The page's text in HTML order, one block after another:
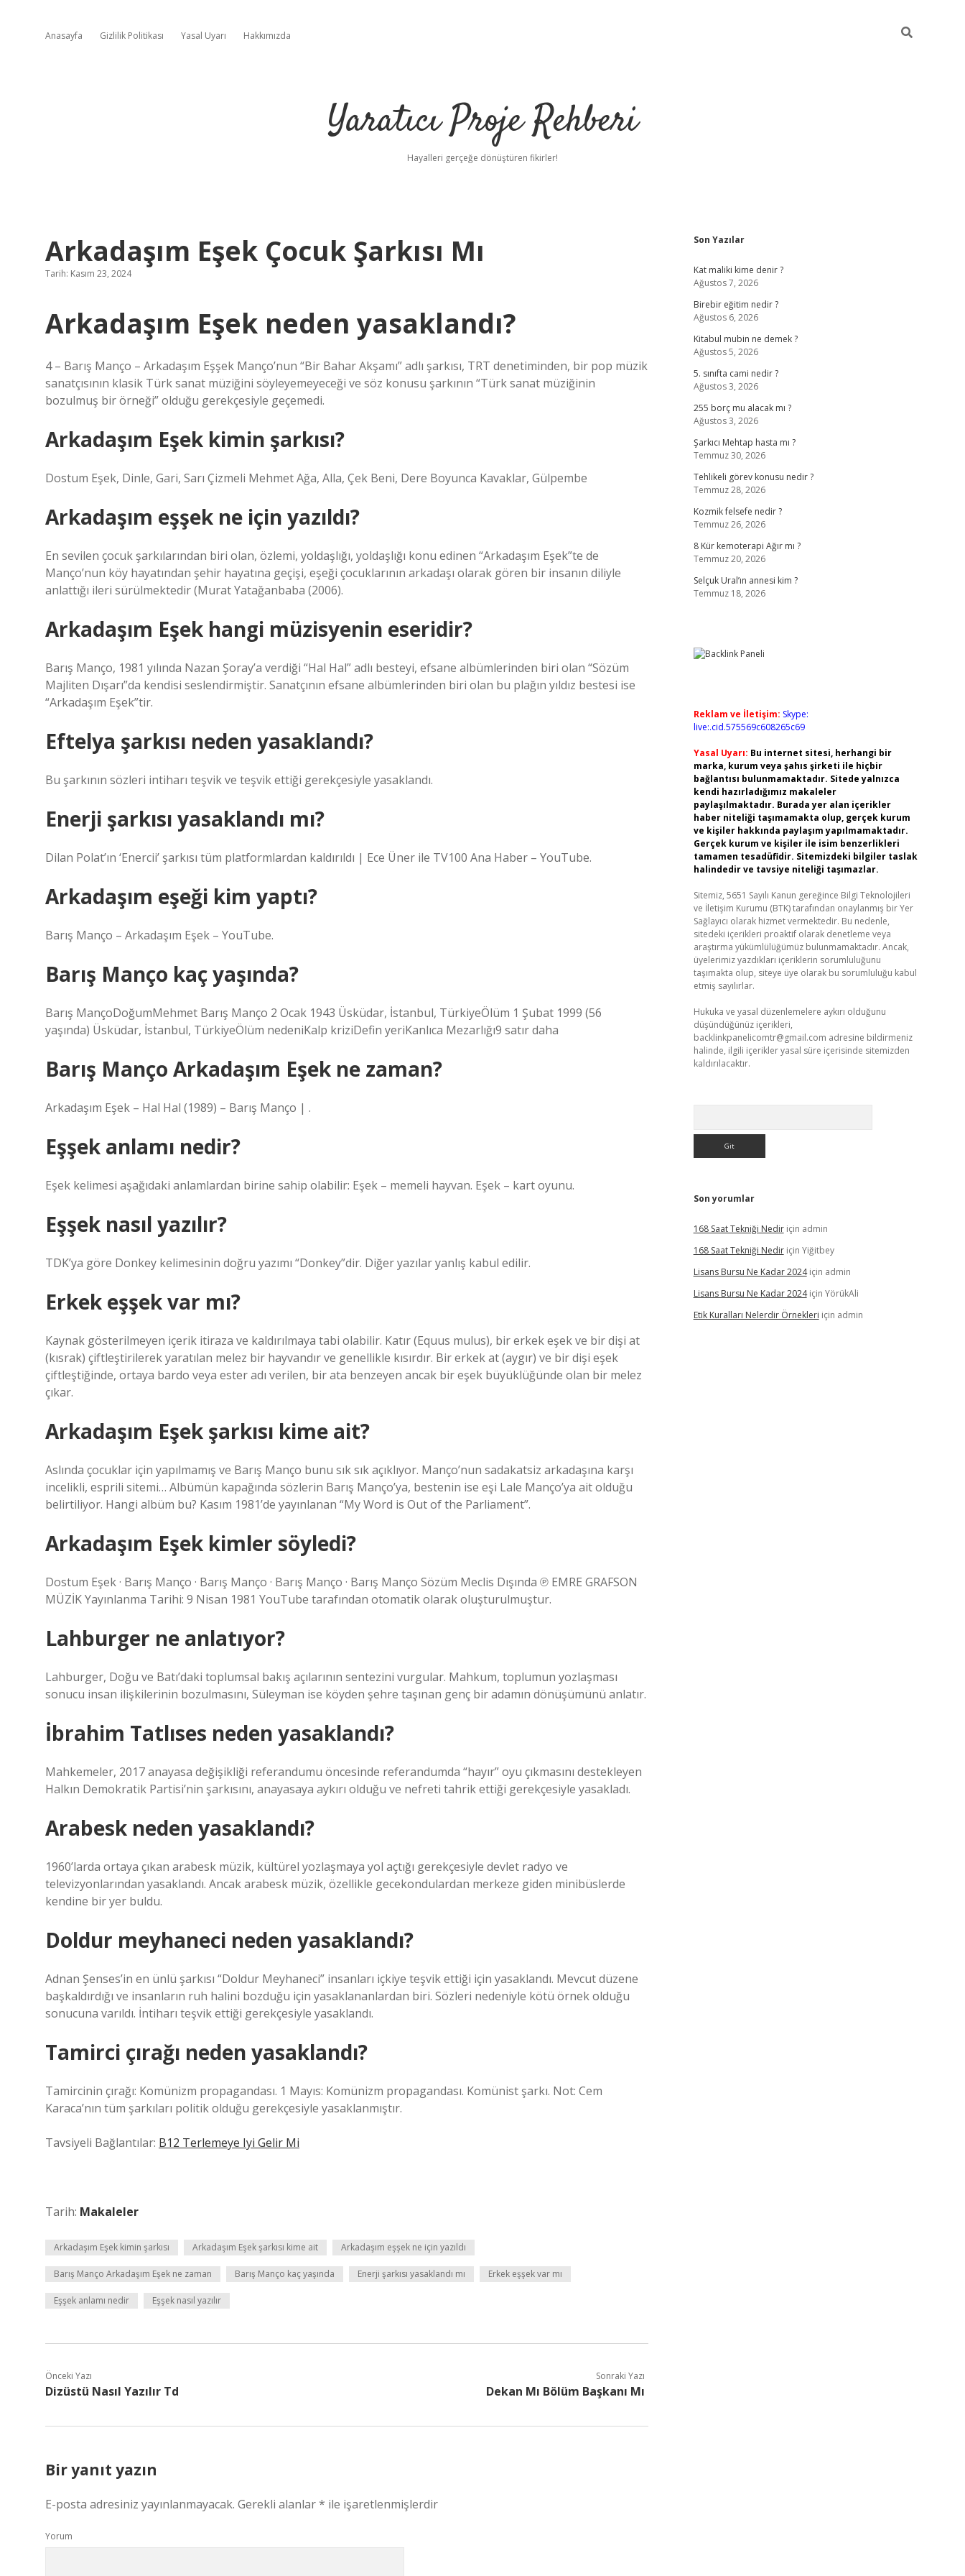
Anasayfa Gizlilik Politikası Yasal Uyarı Hakkımızda
Yaratıcı Proje Rehberi
Hayalleri gerçeğe dönüştüren fikirler!
Arkadaşım Eşek Çocuk Şarkısı Mı
Tarih: Kasım 23, 2024
Arkadaşım Eşek neden yasaklandı?
4 – Barış Manço – Arkadaşım Eşşek Manço’nun “Bir Bahar Akşamı” adlı şarkısı, TRT denetiminden, bir pop müzik
sanatçısının klasik Türk sanat müziğini söyleyemeyeceği ve söz konusu şarkının “Türk sanat müziğinin
bozulmuş bir örneği” olduğu gerekçesiyle geçemedi.
Arkadaşım Eşek kimin şarkısı?
Dostum Eşek, Dinle, Gari, Sarı Çizmeli Mehmet Ağa, Alla, Çek Beni, Dere Boyunca Kavaklar, Gülpembe
Arkadaşım eşşek ne için yazıldı?
En sevilen çocuk şarkılarından biri olan, özlemi, yoldaşlığı, yoldaşlığı konu edinen “Arkadaşım Eşek”te de
Manço’nun köy hayatından şehir hayatına geçişi, eşeği çocuklarının arkadaşı olarak gören bir insanın diliyle
anlattığı ileri sürülmektedir (Murat Yatağanbaba (2006).
Arkadaşım Eşek hangi müzisyenin eseridir?
Barış Manço, 1981 yılında Nazan Şoray’a verdiği “Hal Hal” adlı besteyi, efsane albümlerinden biri olan “Sözüm
Majliten Dışarı”da kendisi seslendirmiştir. Sanatçının efsane albümlerinden biri olan bu plağın yıldız bestesi ise
“Arkadaşım Eşek”tir.
Eftelya şarkısı neden yasaklandı?
Bu şarkının sözleri intiharı teşvik ve teşvik ettiği gerekçesiyle yasaklandı.
Enerji şarkısı yasaklandı mı?
Dilan Polat’ın ‘Enercii’ şarkısı tüm platformlardan kaldırıldı | Ece Üner ile TV100 Ana Haber – YouTube.
Arkadaşım eşeği kim yaptı?
Barış Manço – Arkadaşım Eşek – YouTube.
Barış Manço kaç yaşında?
Barış MançoDoğumMehmet Barış Manço 2 Ocak 1943 Üsküdar, İstanbul, TürkiyeÖlüm 1 Şubat 1999 (56
yaşında) Üsküdar, İstanbul, TürkiyeÖlüm nedeniKalp kriziDefin yeriKanlıca Mezarlığı9 satır daha
Barış Manço Arkadaşım Eşek ne zaman?
Arkadaşım Eşek – Hal Hal (1989) – Barış Manço | .
Eşşek anlamı nedir?
Eşek kelimesi aşağıdaki anlamlardan birine sahip olabilir: Eşek – memeli hayvan. Eşek – kart oyunu.
Eşşek nasıl yazılır?
TDK’ya göre Donkey kelimesinin doğru yazımı “Donkey”dir. Diğer yazılar yanlış kabul edilir.
Erkek eşşek var mı?
Kaynak gösterilmeyen içerik itiraza ve kaldırılmaya tabi olabilir. Katır (Equus mulus), bir erkek eşek ve bir dişi at
(kısrak) çiftleştirilerek yaratılan melez bir hayvandır ve genellikle kısırdır. Bir erkek at (aygır) ve bir dişi eşek
çiftleştiğinde, ortaya bardo veya ester adı verilen, bir ata benzeyen ancak bir eşek büyüklüğünde olan bir melez
çıkar.
Arkadaşım Eşek şarkısı kime ait?
Aslında çocuklar için yapılmamış ve Barış Manço bunu sık sık açıklıyor. Manço’nun sadakatsiz arkadaşına karşı
incelikli, esprili sitemi… Albümün kapağında sözlerin Barış Manço’ya, bestenin ise eşi Lale Manço’ya ait olduğu
belirtiliyor. Hangi albüm bu? Kasım 1981’de yayınlanan “My Word is Out of the Parliament”.
Arkadaşım Eşek kimler söyledi?
Dostum Eşek · Barış Manço · Barış Manço · Barış Manço · Barış Manço Sözüm Meclis Dışında ℗ EMRE GRAFSON
MÜZİK Yayınlanma Tarihi: 9 Nisan 1981 YouTube tarafından otomatik olarak oluşturulmuştur.
Lahburger ne anlatıyor?
Lahburger, Doğu ve Batı’daki toplumsal bakış açılarının sentezini vurgular. Mahkum, toplumun yozlaşması
sonucu insan ilişkilerinin bozulmasını, Süleyman ise köyden şehre taşınan genç bir adamın dönüşümünü anlatır.
İbrahim Tatlıses neden yasaklandı?
Mahkemeler, 2017 anayasa değişikliği referandumu öncesinde referandumda “hayır” oyu çıkmasını destekleyen
Halkın Demokratik Partisi’nin şarkısını, anayasaya aykırı olduğu ve nefreti tahrik ettiği gerekçesiyle yasakladı.
Arabesk neden yasaklandı?
1960’larda ortaya çıkan arabesk müzik, kültürel yozlaşmaya yol açtığı gerekçesiyle devlet radyo ve
televizyonlarından yasaklandı. Ancak arabesk müzik, özellikle gecekondulardan merkeze giden minibüslerde
kendine bir yer buldu.
Doldur meyhaneci neden yasaklandı?
Adnan Şenses’in en ünlü şarkısı “Doldur Meyhaneci” insanları içkiye teşvik ettiği için yasaklandı. Mevcut düzene
başkaldırdığı ve insanların ruh halini bozduğu için yasaklananlardan biri. Sözleri nedeniyle kötü örnek olduğu
sonucuna varıldı. İntiharı teşvik ettiği gerekçesiyle yasaklandı.
Tamirci çırağı neden yasaklandı?
Tamircinin çırağı: Komünizm propagandası. 1 Mayıs: Komünizm propagandası. Komünist şarkı. Not: Cem
Karaca’nın tüm şarkıları politik olduğu gerekçesiyle yasaklanmıştır.
Tavsiyeli Bağlantılar: B12 Terlemeye Iyi Gelir Mi
Tarih: Makaleler
Arkadaşım Eşek kimin şarkısı Arkadaşım Eşek şarkısı kime ait Arkadaşım eşşek ne için yazıldı
Barış Manço Arkadaşım Eşek ne zaman Barış Manço kaç yaşında Enerji şarkısı yasaklandı mı Erkek eşşek var mı
Eşşek anlamı nedir Eşşek nasıl yazılır
Önceki Yazı
Dizüstü Nasıl Yazılır Td
Sonraki Yazı
Dekan Mı Bölüm Başkanı Mı
Bir yanıt yazın
E-posta adresiniz yayınlanmayacak. Gerekli alanlar* ile işaretlenmişlerdir
Yorum
Sidebar
Son Yazılar
Kat maliki kime denir ?
Ağustos 7, 2026
Birebir eğitim nedir ?
Ağustos 6, 2026
Kitabul mubin ne demek ?
Ağustos 5, 2026
5. sınıfta cami nedir ?
Ağustos 3, 2026
255 borç mu alacak mı ?
Ağustos 3, 2026
Şarkıcı Mehtap hasta mı ?
Temmuz 30, 2026
Tehlikeli görev konusu nedir ?
Temmuz 28, 2026
Kozmik felsefe nedir ?
Temmuz 26, 2026
8 Kür kemoterapi Ağır mı ?
Temmuz 20, 2026
Selçuk Ural’ın annesi kim ?
Temmuz 18, 2026
Reklam ve İletişim: Skype:
live:.cid.575569c608265c69
Yasal Uyarı: Bu internet sitesi, herhangi bir
marka, kurum veya şahıs şirketi ile hiçbir
bağlantısı bulunmamaktadır. Sitede yalnızca
kendi hazırladığımız makaleler
paylaşılmaktadır. Burada yer alan içerikler
haber niteliği taşımamakta olup, gerçek kurum
ve kişiler hakkında paylaşım yapılmamaktadır.
Gerçek kurum ve kişiler ile isim benzerlikleri
tamamen tesadüfidir. Sitemizdeki bilgiler taslak
halindedir ve tavsiye niteliği taşımazlar.
Sitemiz, 5651 Sayılı Kanun gereğince Bilgi Teknolojileri
ve İletişim Kurumu (BTK) tarafından onaylanmış bir Yer
Sağlayıcı olarak hizmet vermektedir. Bu nedenle,
sitedeki içerikleri proaktif olarak denetleme veya
araştırma yükümlülüğümüz bulunmamaktadır. Ancak,
üyelerimiz yazdıkları içeriklerin sorumluluğunu
taşımakta olup, siteye üye olarak bu sorumluluğu kabul
etmiş sayılırlar.
Hukuka ve yasal düzenlemelere aykırı olduğunu
düşündüğünüz içerikleri,
backlinkpanelicomtr@gmail.com adresine bildirmeniz
halinde, ilgili içerikler yasal süre içerisinde sitemizden
kaldırılacaktır.
Son yorumlar
168 Saat Tekniği Nediriçin admin
168 Saat Tekniği Nediriçin Yiğitbey
Lisans Bursu Ne Kadar 2024için admin
Lisans Bursu Ne Kadar 2024için YörükAli
Etik Kuralları Nelerdir Örnekleri için admin
https://betci.co/vd casino giriş